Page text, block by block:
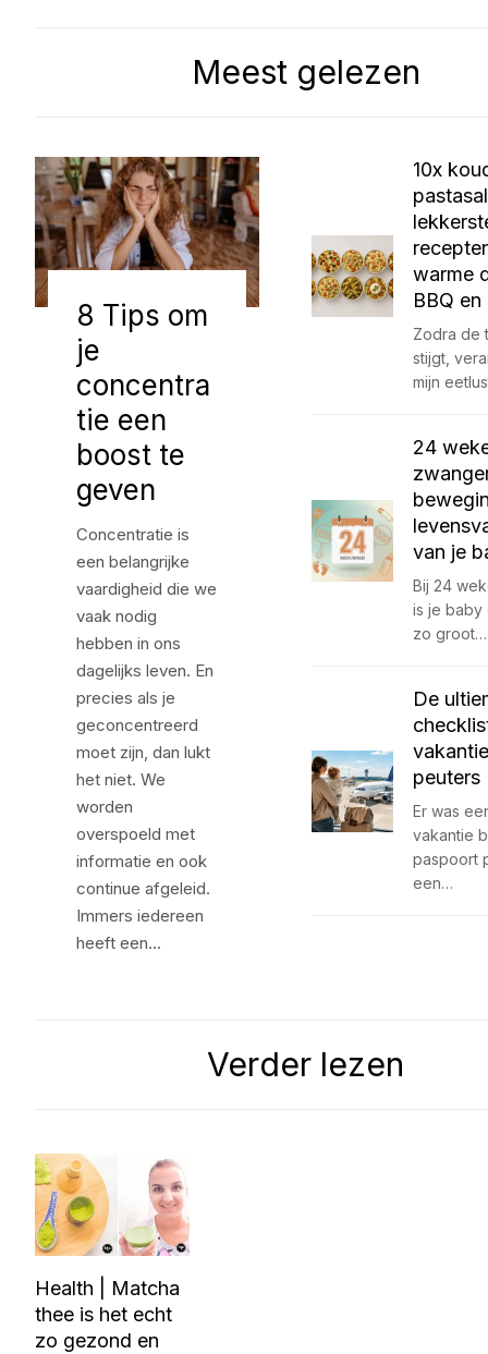
Meest gelezen
8 Tips om
je
concentra
tie een
boost te
geven
Concentratie is
een belangrijke
vaardigheid die we
vaak nodig
hebben in ons
dagelijks leven. En
precies als je
geconcentreerd
moet zijn, dan lukt
het niet. We
worden
overspoeld met
informatie en ook
continue afgeleid.
Immers iedereen
heeft een…
10x
warme
BBQ en
Zodra de
stijgt,
mijn
24
van je
Bij 24
is je
zo groot…
De
peuters
Er was
vakantie
paspoort
een…
Verder lezen
Health | Matcha
thee is het echt
zo gezond en